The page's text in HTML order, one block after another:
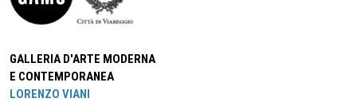
GALLERIA D'ARTE MODERNA
E CONTEMPORANEA
LORENZO VIANI